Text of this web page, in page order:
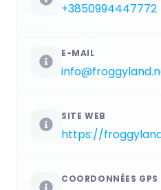
+3850994447772
E-MAIL
SITE WEB
https://
COORDONNÉES GPS